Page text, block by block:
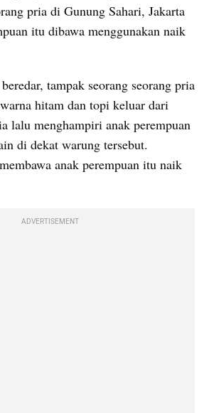
pria di Gunung Sahari, Jakarta
itu dibawa menggunakan naik
tampak seorang seorang pria
hitam dan topi keluar dari
lalu menghampiri anak perempuan
di dekat warung tersebut.
anak perempuan itu naik
ADVERTISEMENT